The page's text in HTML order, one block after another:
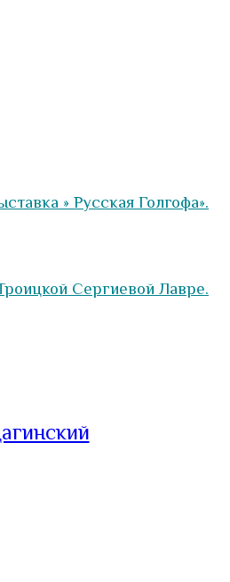
» Русская Голгофа».
Сергиевой Лавре.